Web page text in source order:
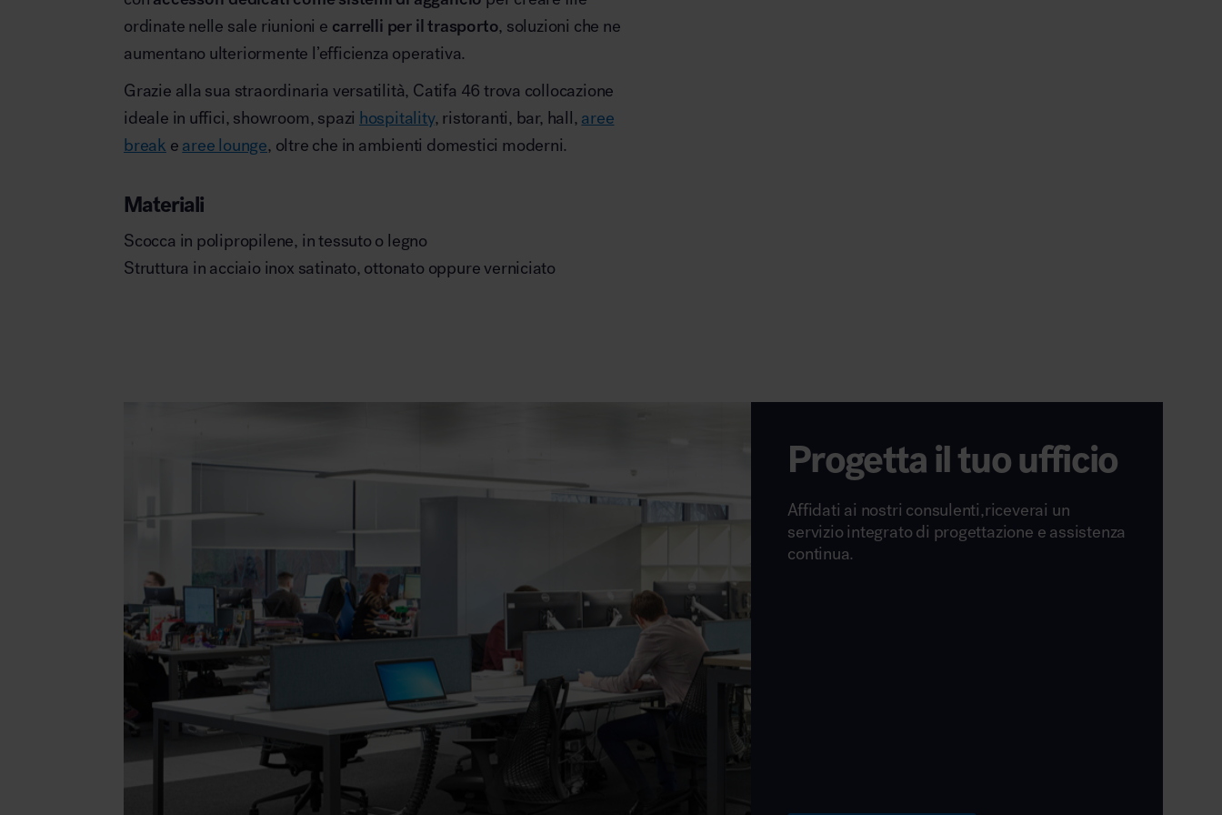
ordinate nelle sale riunioni e carrelli per il trasporto, soluzioni che ne
aumentano ulteriormente l’efficienza operativa.
Grazie alla sua straordinaria versatilità, Catifa 46 trova collocazione
ideale in uffici, showroom, spazi hospitality, ristoranti, bar, hall, aree
break e aree lounge, oltre che in ambienti domestici moderni.
Materiali
Scocca in polipropilene, in tessuto o legno
Struttura in acciaio inox satinato, ottonato oppure verniciato
Progetta il tuo ufficio
Affidati ai nostri consulenti,riceverai un
servizio integrato di progettazione e assistenza
continua.